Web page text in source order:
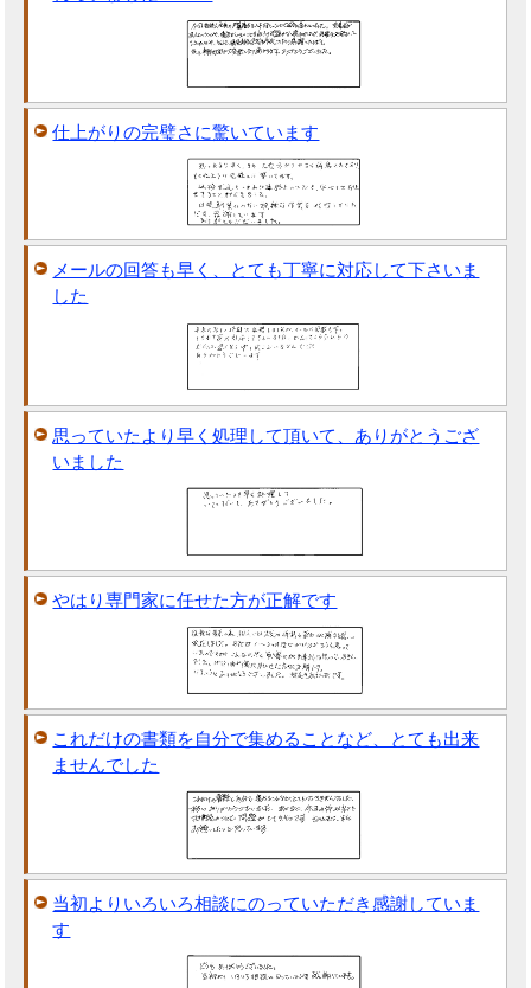
仕上がりの完璧さに驚いています
メールの回答も早く、とても丁寧に対応して下さいま
した
思っていたより早く処理して頂いて、ありがとうござ
いました
やはり専門家に任せた方が正解です
これだけの書類を自分で集めることなど、とても出来
ませんでした
当初よりいろいろ相談にのっていただき感謝していま
す